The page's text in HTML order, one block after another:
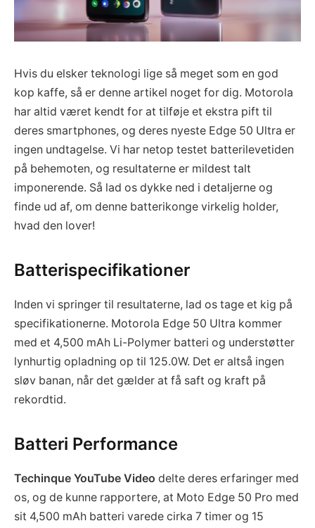
Hvis du elsker teknologi lige så meget som en god
kop kaffe, så er denne artikel noget for dig. Motorola
har altid været kendt for at tilføje et ekstra pift til
deres smartphones, og deres nyeste Edge 50 Ultra er
ingen undtagelse. Vi har netop testet batterilevetiden
på behemoten, og resultaterne er mildest talt
imponerende. Så lad os dykke ned i detaljerne og
finde ud af, om denne batterikonge virkelig holder,
hvad den lover!
Batterispecifikationer
Inden vi springer til resultaterne, lad os tage et kig på
specifikationerne. Motorola Edge 50 Ultra kommer
med et 4,500 mAh Li-Polymer batteri og understøtter
lynhurtig opladning op til 125.0W. Det er altså ingen
sløv banan, når det gælder at få saft og kraft på
rekordtid.
Batteri Performance
Techinque YouTube Video delte deres erfaringer med
os, og de kunne rapportere, at Moto Edge 50 Pro med
sit 4,500 mAh batteri varede cirka 7 timer og 15